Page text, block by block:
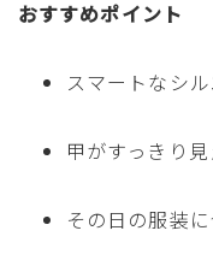
おすすめポイント
スマートなシ
甲がすっきり
その日の服装